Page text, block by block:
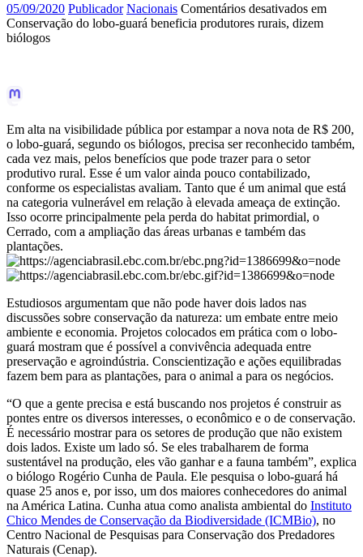
05/09/2020 Publicador Nacionais Comentários desativados em
Conservação do lobo-guará beneficia produtores rurais, dizem
biólogos
Em alta na visibilidade pública por estampar a nova nota de R$ 200,
o lobo-guará, segundo os biólogos, precisa ser reconhecido também,
cada vez mais, pelos benefícios que pode trazer para o setor
produtivo rural. Esse é um valor ainda pouco contabilizado,
conforme os especialistas avaliam. Tanto que é um animal que está
na categoria vulnerável em relação à elevada ameaça de extinção.
Isso ocorre principalmente pela perda do habitat primordial, o
Cerrado, com a ampliação das áreas urbanas e também das
plantações.
Estudiosos argumentam que não pode haver dois lados nas
discussões sobre conservação da natureza: um embate entre meio
ambiente e economia. Projetos colocados em prática com o lobo-
guará mostram que é possível a convivência adequada entre
preservação e agroindústria. Conscientização e ações equilibradas
fazem bem para as plantações, para o animal a para os negócios.
“O que a gente precisa e está buscando nos projetos é construir as
pontes entre os diversos interesses, o econômico e o de conservação.
É necessário mostrar para os setores de produção que não existem
dois lados. Existe um lado só. Se eles trabalharem de forma
sustentável na produção, eles vão ganhar e a fauna também”, explica
o biólogo Rogério Cunha de Paula. Ele pesquisa o lobo-guará há
quase 25 anos e, por isso, um dos maiores conhecedores do animal
na América Latina. Cunha atua como analista ambiental do Instituto
Chico Mendes de Conservação da Biodiversidade (ICMBio), no
Centro Nacional de Pesquisas para Conservação dos Predadores
Naturais (Cenap).